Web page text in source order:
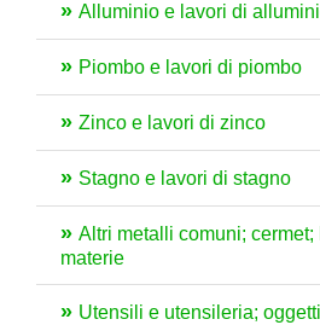
Alluminio e lavori di
Piombo e lavori di piombo
Zinco e lavori di zinco
Stagno e lavori di stagno
Altri metalli comuni;
materie
Utensili e utensileria;